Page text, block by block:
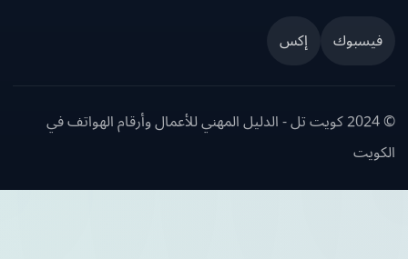
إكس
© 2024 كويت تل - الدليل المهني للأعمال وأرقام الهواتف في